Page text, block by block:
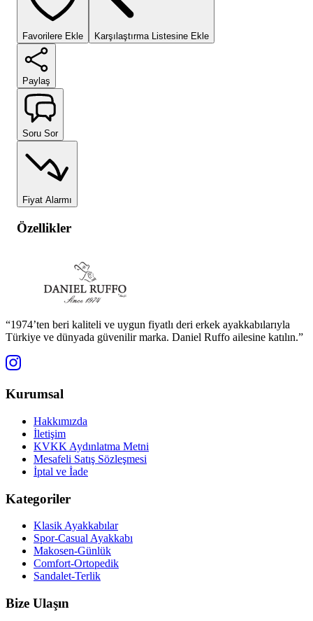
Favorilere Ekle Karşılaştırma Listesine Ekle
Paylaş
Soru Sor
Fiyat Alarmı
Özellikler
“1974’ten beri kaliteli ve uygun fiyatlı deri erkek ayakkabılarıyla
Türkiye ve dünyada güvenilir marka. Daniel Ruffo ailesine katılın.”
Kurumsal
Hakkımızda
İletişim
KVKK Aydınlatma Metni
Mesafeli Satış Sözleşmesi
İptal ve İade
Kategoriler
Klasik Ayakkabılar
Spor-Casual Ayakkabı
Makosen-Günlük
Comfort-Ortopedik
Sandalet-Terlik
Bize Ulaşın